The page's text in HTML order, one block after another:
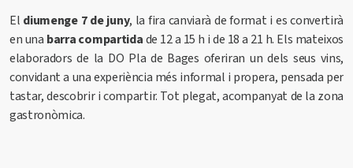
El diumenge 7 de juny, la fira canviarà de format i es convertirà
en una barra compartidade 12 a 15 h i de 18 a 21 h. Els mateixos
elaboradors de la DO Pla de Bages oferiran un dels seus vins,
convidant a una experiència més informal i propera, pensada per
tastar, descobrir i compartir. Tot plegat, acompanyat de la zona
gastronòmica.